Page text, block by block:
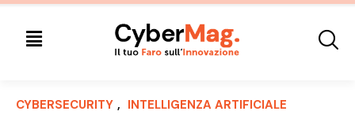
CYBERSECURITY , INTELLIGENZA ARTIFICIALE